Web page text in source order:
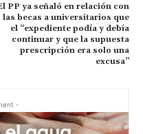
PP ya señaló en relación con
las becas a universitarios que
el “expediente podía y debía
continuar y que la supuesta
prescripción era solo una
excusa”
-